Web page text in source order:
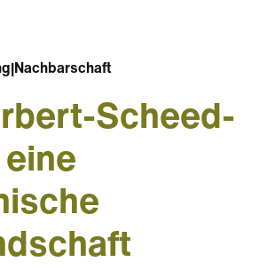
Nachbarschaft
Scheed-
eine